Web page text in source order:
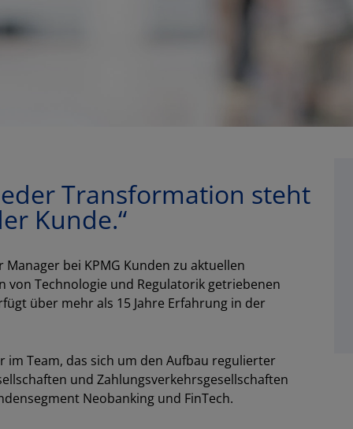
Transformation steht
Kunde.“
bei KPMG Kunden zu aktuellen
von Technologie und Regulatorik getriebenen
über mehr als 15 Jahre Erfahrung in der
im Team, das sich um den Aufbau regulierter
und Zahlungsverkehrsgesellschaften
Neobanking und FinTech.
SCHLIESSEN